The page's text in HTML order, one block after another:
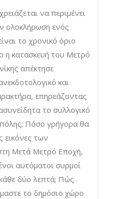
να περιμένει
ολοκλήρωση ενός
το χρονικό όριο
η κατασκευή του Μετρό
απέκτησε
και
επηρεάζοντας
το συλλογικό
Πόσο γρήγορα θα
εικόνες των
Μετά Μετρό Εποχή,
αυτόματοι συρμοί
δύο λεπτά; Πώς
το δημόσιο χώρο